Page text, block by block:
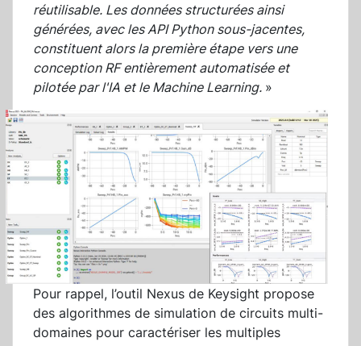
réutilisable. Les données structurées ainsi
générées, avec les API Python sous-jacentes,
constituent alors la première étape vers une
conception RF entièrement automatisée et
pilotée par l'IA et le Machine Learning. »
Pour rappel, l’outil Nexus de Keysight propose
des algorithmes de simulation de circuits multi-
domaines pour caractériser les multiples